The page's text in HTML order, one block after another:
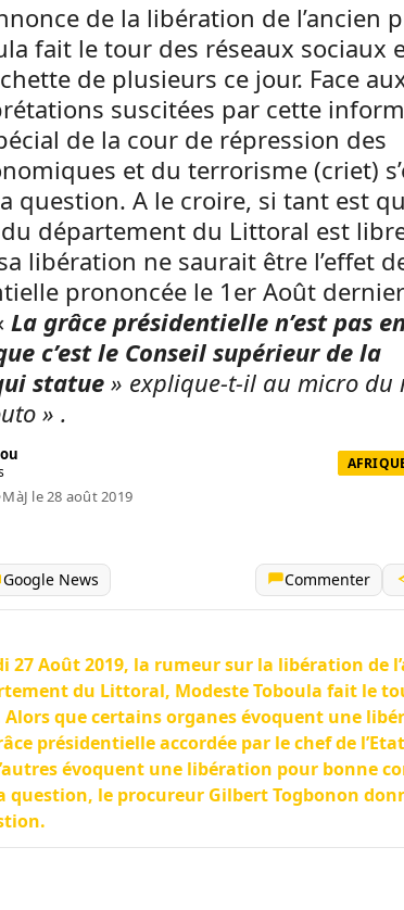
de la libération de l’ancien
fait le tour des réseaux sociaux
de plusieurs ce jour. Face
suscitées par cette
de la cour de répression des
et du terrorisme (criet)
question. A le croire, si tant est
département du Littoral est
libération ne saurait être l’effet
prononcée le 1er Août
La grâce présidentielle n’est pas
c’est le Conseil supérieur de la
statue » explique-t-il au micro du
» .
MàJ le 28 août 2019
Google News Commenter
27 Août 2019, la rumeur sur la libération de
du Littoral, Modeste Toboula fait le
que certains organes évoquent une
présidentielle accordée par le chef de
évoquent une libération pour bonne
question, le procureur Gilbert Togbonon